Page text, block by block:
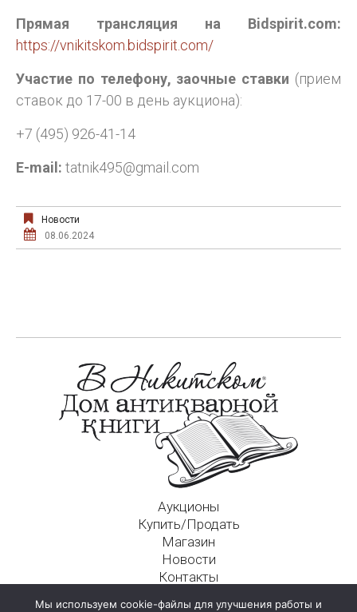
Прямая трансляция на Bidspirit.com:
https://vnikitskom.bidspirit.com/
Участие по телефону, заочные ставки (прием
ставок до 17-00 в день аукциона):
+7 (495) 926-41-14
E-mail: tatnik495@gmail.com
Новости
08.06.2024
Аукционы
Купить/Продать
Магазин
Новости
Контакты
Мы используем cookie-файлы для улучшения работы и